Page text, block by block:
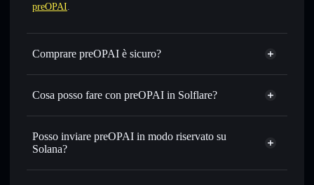
preOPAI.
Comprare preOPAI è sicuro?
preOPAI non è verificato
Cosa posso fare con preOPAI in Solflare?
preOPAI
wallet Solflare
Scambiare istantaneamente— scambia PREOPAI in
SOL, USDC o in migliaia di altri token Solana al prezzo
Posso inviare preOPAI in modo riservato su
Solana?
Aggregatore di privacy